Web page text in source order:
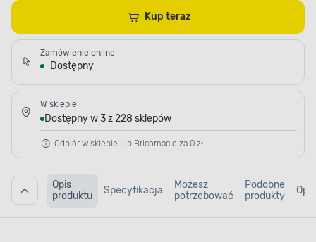
Kup teraz
Zamówienie online
Dostępny
W sklepie
Dostępny w 3 z 228 sklepów
Odbiór w sklepie lub Bricomacie za 0 zł
Opis
produktu
Specyfikacja
Możesz
potrzebować
Podobne
produkty